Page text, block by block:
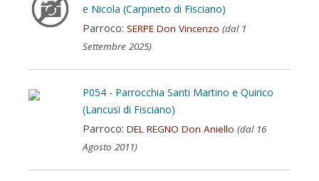
e Nicola (Carpineto di Fisciano)
Parroco:SERPE Don Vincenzo (dal 1
Settembre 2025)
P054 - Parrocchia Santi Martino e Quirico
(Lancusi di Fisciano)
Parroco:DEL REGNO Don Aniello (dal 16
Agosto 2011)